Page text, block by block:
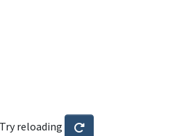
reloading